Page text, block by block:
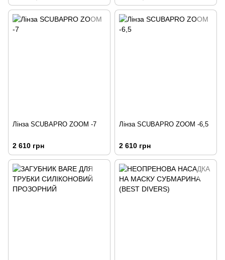
Лінза SCUBAPRO ZOOM -7
2 610 грн
Лінза SCUBAPRO ZOOM -6,5
2 610 грн